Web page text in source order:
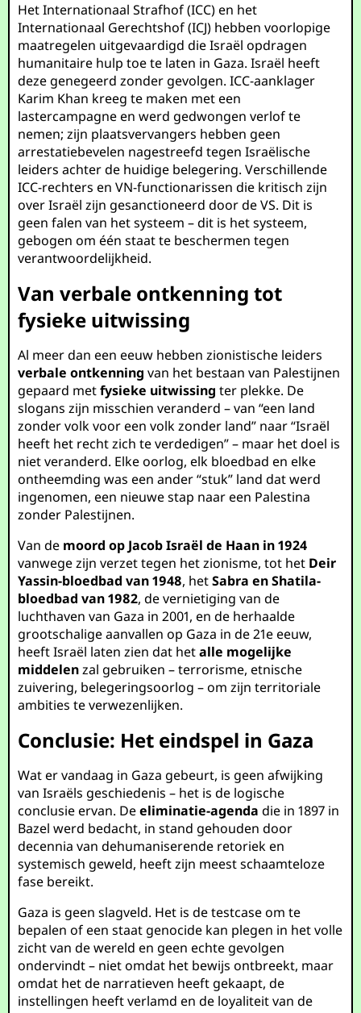
Het Internationaal Strafhof (ICC) en het
Internationaal Gerechtshof (ICJ) hebben voorlopige
maatregelen uitgevaardigd die Israël opdragen
humanitaire hulp toe te laten in Gaza. Israël heeft
deze genegeerd zonder gevolgen. ICC-aanklager
Karim Khan kreeg te maken met een
lastercampagne en werd gedwongen verlof te
nemen; zijn plaatsvervangers hebben geen
arrestatiebevelen nagestreefd tegen Israëlische
leiders achter de huidige belegering. Verschillende
ICC-rechters en VN-functionarissen die kritisch zijn
over Israël zijn gesanctioneerd door de VS. Dit is
geen falen van het systeem – dit is het systeem,
gebogen om één staat te beschermen tegen
verantwoordelijkheid.
Van verbale ontkenning tot
fysieke uitwissing
Al meer dan een eeuw hebben zionistische leiders
verbale ontkenning van het bestaan van Palestijnen
gepaard metfysieke uitwissing ter plekke. De
slogans zijn misschien veranderd – van “een land
zonder volk voor een volk zonder land” naar “Israël
heeft het recht zich te verdedigen” – maar het doel is
niet veranderd. Elke oorlog, elk bloedbad en elke
ontheemding was een ander “stuk” land dat werd
ingenomen, een nieuwe stap naar een Palestina
zonder Palestijnen.
Van de moord op Jacob Israël de Haan in 1924
vanwege zijn verzet tegen het zionisme, tot het Deir
Yassin-bloedbad van 1948, hetSabra en Shatila-
bloedbad van 1982, de vernietiging van de
luchthaven van Gaza in 2001, en de herhaalde
grootschalige aanvallen op Gaza in de 21e eeuw,
heeft Israël laten zien dat hetalle mogelijke
middelenzal gebruiken – terrorisme, etnische
zuivering, belegeringsoorlog – om zijn territoriale
ambities te verwezenlijken.
Conclusie: Het eindspel in Gaza
Wat er vandaag in Gaza gebeurt, is geen afwijking
van Israëls geschiedenis – het is de logische
conclusie ervan. Deeliminatie-agenda die in 1897 in
Bazel werd bedacht, in stand gehouden door
decennia van dehumaniserende retoriek en
systemisch geweld, heeft zijn meest schaamteloze
fase bereikt.
Gaza is geen slagveld. Het is de testcase om te
bepalen of een staat genocide kan plegen in het volle
zicht van de wereld en geen echte gevolgen
ondervindt – niet omdat het bewijs ontbreekt, maar
omdat het de narratieven heeft gekaapt, de
instellingen heeft verlamd en de loyaliteit van de